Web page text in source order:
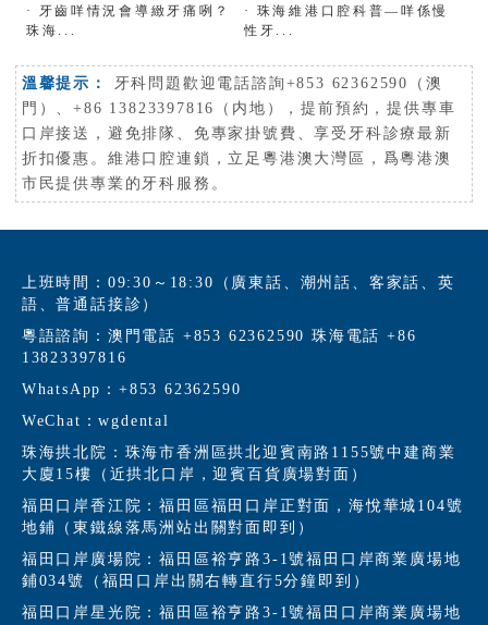
·
牙齒咩情況會導緻牙痛咧？
珠海...
·
珠海維港口腔科普—咩係慢
性牙...
溫馨提示：
牙科問題歡迎電話諮詢+853 62362590（澳
門）、+86 13823397816（内地），提前預約，提供專車
口岸接送，避免排隊、免專家掛號費、享受牙科診療最新
折扣優惠。維港口腔連鎖，立足粵港澳大灣區，爲粵港澳
市民提供專業的牙科服務。
上班時間：09:30～18:30（廣東話、潮州話、客家話、英
語、普通話接診）
粵語諮詢：澳門電話 +853 62362590 珠海電話 +86
13823397816
WhatsApp：+853 62362590
WeChat：wgdental
珠海拱北院：珠海市香洲區拱北迎賓南路1155號中建商業
大廈15樓（近拱北口岸，迎賓百貨廣場對面）
福田口岸香江院：福田區福田口岸正對面，海悅華城104號
地鋪（東鐵線落馬洲站出關對面即到）
福田口岸廣場院：福田區裕亨路3-1號福田口岸商業廣場地
鋪034號（福田口岸出關右轉直行5分鐘即到）
福田口岸星光院：福田區裕亨路3-1號福田口岸商業廣場地